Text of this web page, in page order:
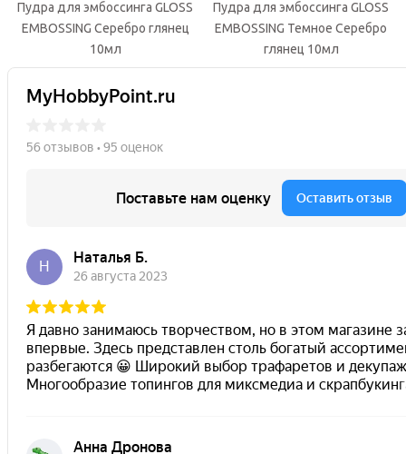
Пудра для эмбоссинга GLOSS
EMBOSSING Серебро глянец
10мл
Пудра для эмбоссинга GLOSS
EMBOSSING Темное Серебро
глянец 10мл